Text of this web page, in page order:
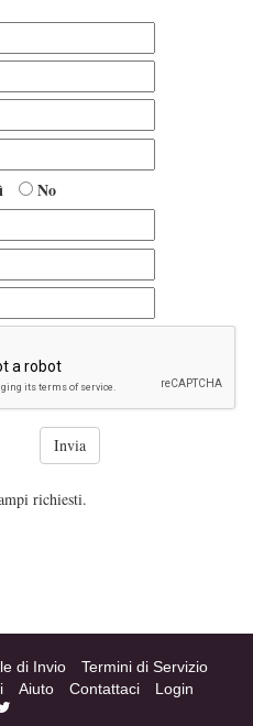
No
richiesti.
di Invio
Termini di Servizio
Aiuto Contattaci Login